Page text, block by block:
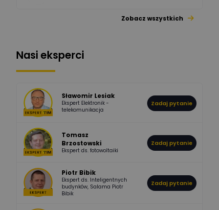
Pawel02 955 374
boss 532 714
DawidZak 796 244
Zobacz wszystkich
Nasi eksperci
Sławomir Lesiak
Ekspert Elektronik -
telekomunikacja
Zadaj pytanie
Tomasz
Brzostowski
Ekspert ds. fotowoltaiki
Zadaj pytanie
Piotr Bibik
Ekspert ds. Inteligentnych
budynków, Salama Piotr
Bibik
Zadaj pytanie